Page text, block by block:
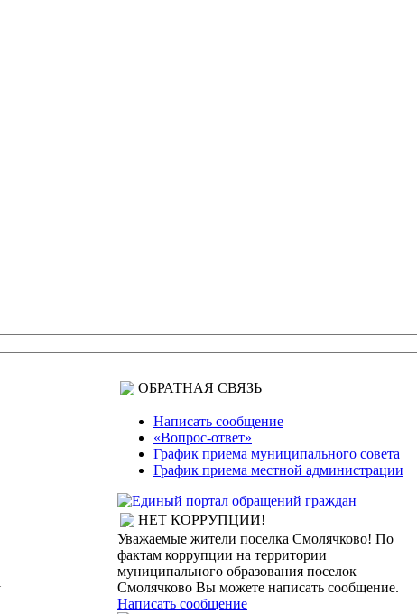
ОБРАТНАЯ СВЯЗЬ
Написать сообщение
«Вопрос-ответ»
График приема муниципального совета
График приема местной администрации
НЕТ КОРРУПЦИИ!
Уважаемые жители поселка Смолячково! По
фактам коррупции на территории
муниципального образования поселок
Смолячково Вы можете написать сообщение.
Написать сообщение